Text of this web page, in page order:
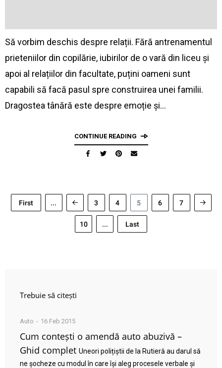
Să vorbim deschis despre relații. Fără antrenamentul
prieteniilor din copilărie, iubirilor de o vară din liceu și
apoi al relațiilor din facultate, puțini oameni sunt
capabili să facă pasul spre construirea unei familii.
Dragostea tânără este despre emoție și…
CONTINUE READING
First ... 3 4 5 6 7
10 ... Last
Trebuie să citești
Auto 16 Feb 2015
Cum contești o amendă auto abuzivă –
Ghid complet Uneori polițiștii de la Rutieră au darul să
ne șocheze cu modul în care își aleg procesele verbale și